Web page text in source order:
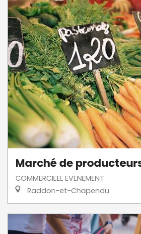
Marché de
COMMERCIEEL EVENEMENT
Raddon-et-Chapendu